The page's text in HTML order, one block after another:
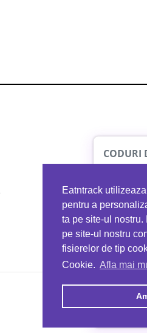
Eatntrack
pentru a
ta pe site-ul
pe site-ul nostru
fisierelor de tip
Cookie. Afla mai
CODURI
la orice comandă
EATNTRACK
Ai40%